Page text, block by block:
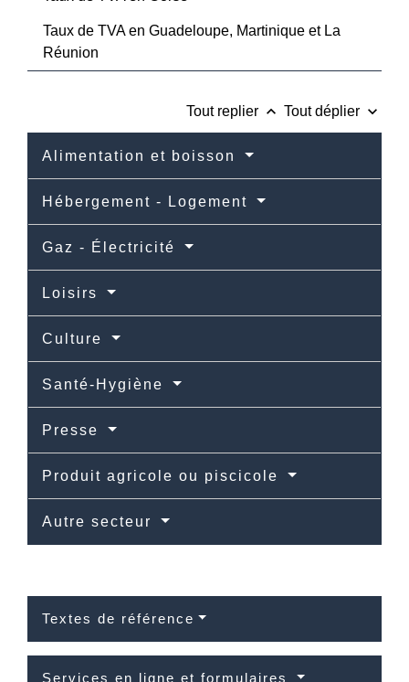
Taux de TVA en Guadeloupe, Martinique et La
Réunion
Tout replier keyboard_arrow_up Tout déplier keyboard_arrow_down
Alimentation et boisson
Hébergement - Logement
Gaz - Électricité
Loisirs
Culture
Santé-Hygiène
Presse
Produit agricole ou piscicole
Autre secteur
Textes de référence
Services en ligne et formulaires